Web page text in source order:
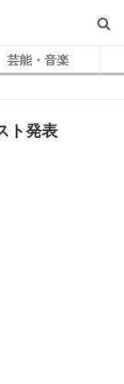
芸能・音楽
ト発表